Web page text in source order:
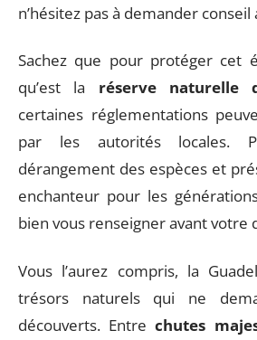
n’hésitez pas à demander
Sachez que pour protéger cet
qu’est la réserve naturelle
certaines réglementations
par les autorités locales.
dérangement des espèces et
enchanteur pour les
bien vous renseigner avant votre
Vous l’aurez compris, la
trésors naturels qui ne
découverts. Entrechutes